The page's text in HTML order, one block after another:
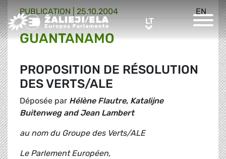
Greens/EFA Home LTLT
EN
PUBLICATION | 25.10.2004
GUANTANAMO
PROPOSITION DE RÉSOLUTION
DES VERTS/ALE
Déposée par Hélène Flautre, Katalijne
Buitenweg and Jean Lambert
au nom du Groupe des Verts/ALE
Le Parlement Européen,